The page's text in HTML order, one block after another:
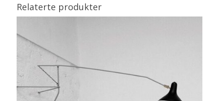
Relaterte produkter